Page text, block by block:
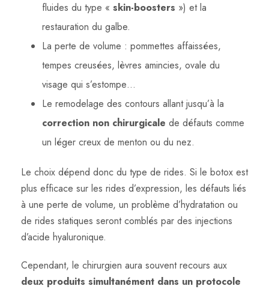
fluides du type « skin-boosters ») et la
restauration du galbe.
La perte de volume : pommettes affaissées,
tempes creusées, lèvres amincies, ovale du
visage qui s’estompe…
Le remodelage des contours allant jusqu’à la
correction non chirurgicale de défauts comme
un léger creux de menton ou du nez.
Le choix dépend donc du type de rides. Si le botox est
plus efficace sur les rides d’expression, les défauts liés
à une perte de volume, un problème d’hydratation ou
de rides statiques seront comblés par des injections
d’acide hyaluronique.
Cependant, le chirurgien aura souvent recours aux
deux produits simultanément dans un protocole